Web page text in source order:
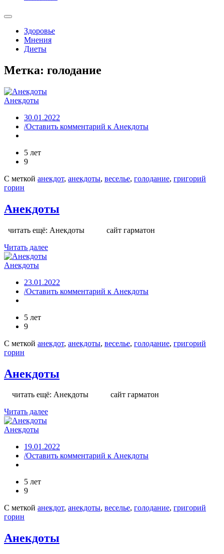
Здоровье
Мнения
Диеты
Метка: голодание
Анекдоты
30.01.2022
/Оставить комментарий к Анекдоты
5 лет
9
С меткой анекдот, анекдоты, веселье, голодание, григорий
горин
Анекдоты
читать ещё: Анекдоты сайт гарматон
Читать далее
Анекдоты
23.01.2022
/Оставить комментарий к Анекдоты
5 лет
9
С меткой анекдот, анекдоты, веселье, голодание, григорий
горин
Анекдоты
читать ещё: Анекдоты сайт гарматон
Читать далее
Анекдоты
19.01.2022
/Оставить комментарий к Анекдоты
5 лет
9
С меткой анекдот, анекдоты, веселье, голодание, григорий
горин
Анекдоты